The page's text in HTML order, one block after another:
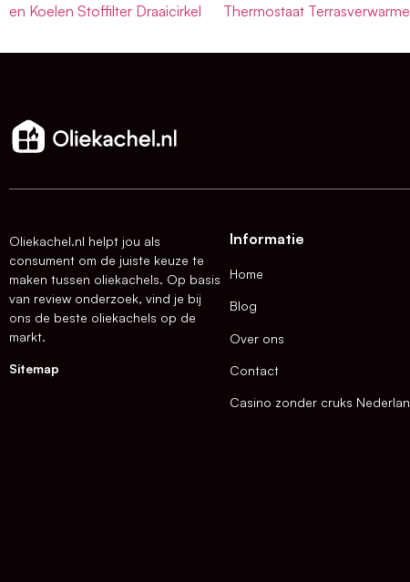
en Koelen Stoffilter Draaicirkel
Thermostaat
Oliekachel.nl helpt jou als
consument om de juiste keuze te
maken tussen oliekachels. Op basis
van review onderzoek, vind je bij
ons de beste oliekachels op de
markt.
Sitemap
Informatie
Home
Blog
Over ons
Contact
Casino zonder cruks